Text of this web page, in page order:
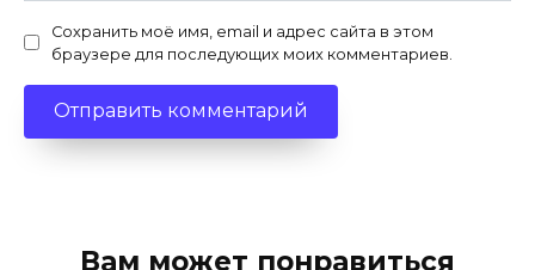
Сохранить моё имя, email и адрес сайта в этом
браузере для последующих моих комментариев.
Вам может понравиться